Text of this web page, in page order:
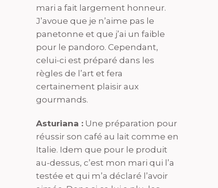
mari a fait largement honneur.
J’avoue que je n’aime pas le
panetonne et que j’ai un faible
pour le pandoro. Cependant,
celui-ci est préparé dans les
règles de l’art et fera
certainement plaisir aux
gourmands.
Asturiana : Une préparation pour
réussir son café au lait comme en
Italie. Idem que pour le produit
au-dessus, c’est mon mari qui l’a
testée et qui m’a déclaré l’avoir